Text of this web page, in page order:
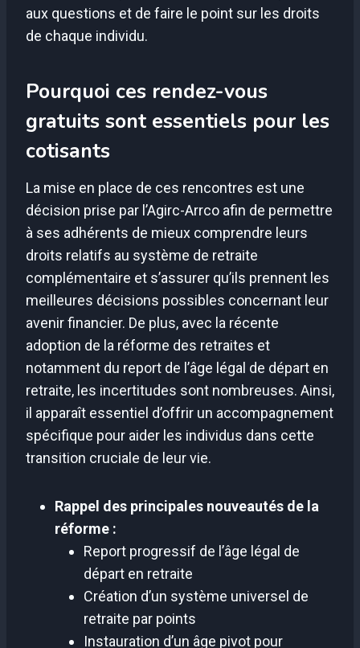
aux questions et de faire le point sur les droits
de chaque individu.
Pourquoi ces rendez-vous
gratuits sont essentiels pour les
cotisants
La mise en place de ces rencontres est une
décision prise par l’Agirc-Arrco afin de permettre
à ses adhérents de mieux comprendre leurs
droits relatifs au système de retraite
complémentaire et s’assurer qu’ils prennent les
meilleures décisions possibles concernant leur
avenir financier. De plus, avec la récente
adoption de la réforme des retraites et
notamment du report de l’âge légal de départ en
retraite, les incertitudes sont nombreuses. Ainsi,
il apparaît essentiel d’offrir un accompagnement
spécifique pour aider les individus dans cette
transition cruciale de leur vie.
Rappel des principales nouveautés de la
réforme :
Report progressif de l’âge légal de
départ en retraite
Création d’un système universel de
retraite par points
Instauration d’un âge pivot pour